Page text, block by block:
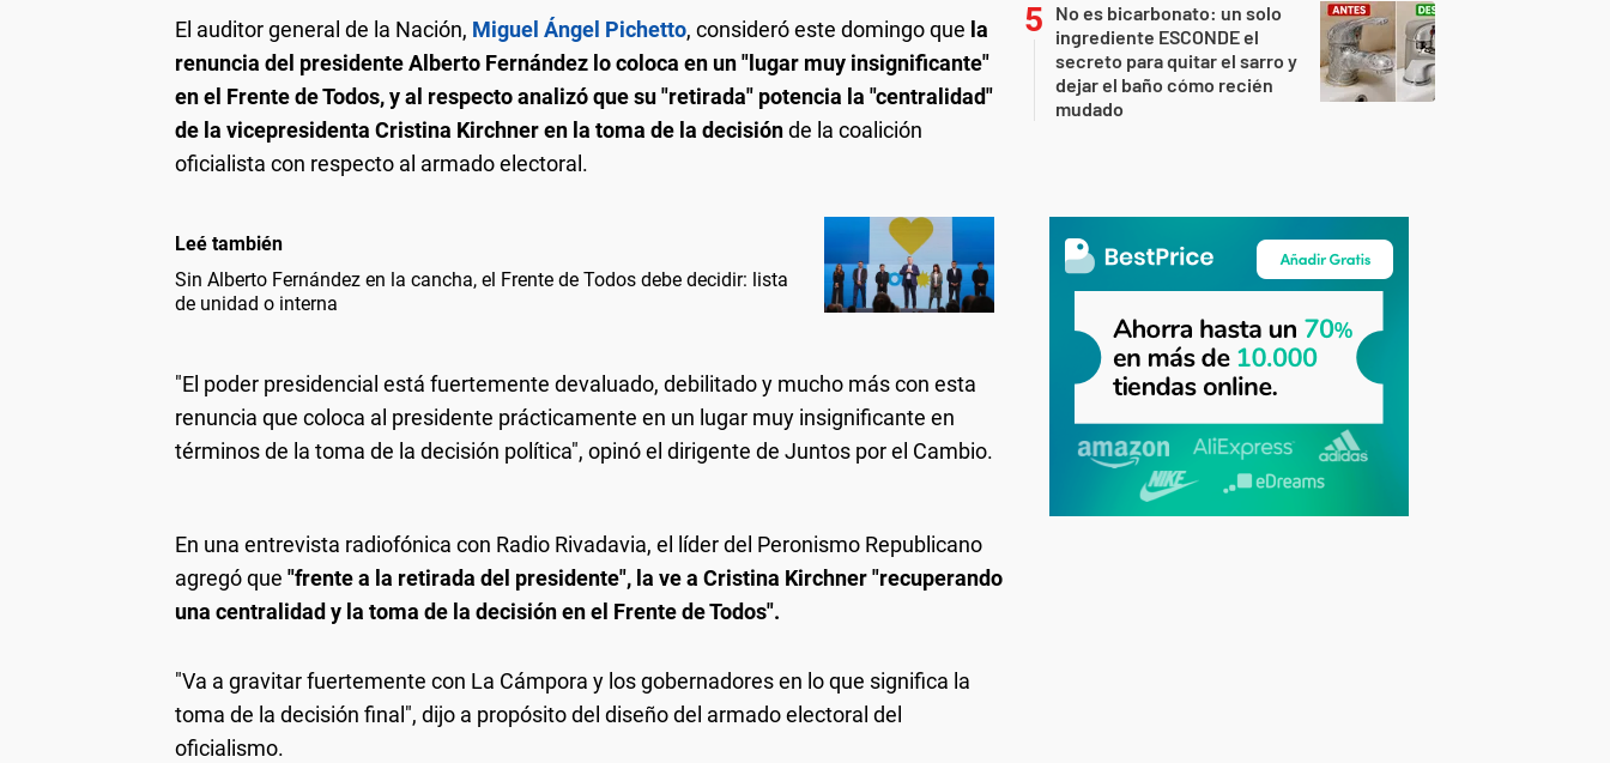
El auditor general de la Nación, Miguel Ángel Pichetto, consideró este domingo que la
renuncia del presidente Alberto Fernández lo coloca en un "lugar muy insignificante"
en el Frente de Todos, y al respecto analizó que su "retirada" potencia la "centralidad"
de la vicepresidenta Cristina Kirchner en la toma de la decisiónde la coalición
oficialista con respecto al armado electoral.
Leé también
Sin Alberto Fernández en la cancha, el Frente de Todos debe decidir: lista
de unidad o interna
"El poder presidencial está fuertemente devaluado, debilitado y mucho más con esta
renuncia que coloca al presidente prácticamente en un lugar muy insignificante en
términos de la toma de la decisión política", opinó el dirigente de Juntos por el Cambio.
En una entrevista radiofónica con Radio Rivadavia, el líder del Peronismo Republicano
agregó que "frente a la retirada del presidente", la ve a Cristina Kirchner "recuperando
una centralidad y la toma de la decisión en el Frente de Todos".
"Va a gravitar fuertemente con La Cámpora y los gobernadores en lo que significa la
toma de la decisión final", dijo a propósito del diseño del armado electoral del
oficialismo.
No es bicarbonato: un solo
ingrediente ESCONDE el
secreto para quitar el sarro y
dejar el baño cómo recién
mudado